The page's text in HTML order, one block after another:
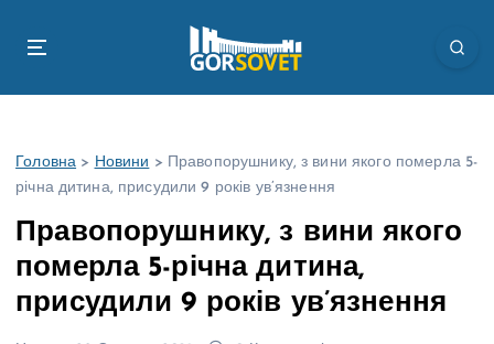
Головна > Новини >
Правопорушнику, з вини якого померла 5-
річна дитина, присудили 9 років ув’язнення
Правопорушнику, з вини якого
померла 5-річна дитина,
присудили 9 років ув’язнення